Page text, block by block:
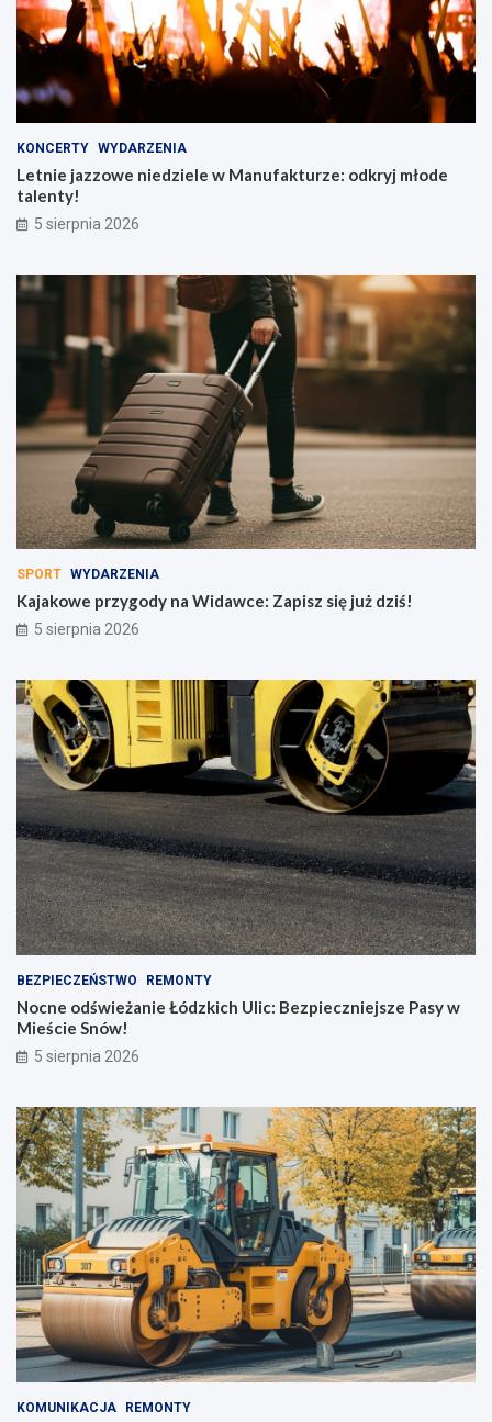
KONCERTY WYDARZENIA
Letnie jazzowe niedziele w Manufakturze: odkryj młode
talenty!
5 sierpnia 2026
SPORT WYDARZENIA
Kajakowe przygody na Widawce: Zapisz się już dziś!
5 sierpnia 2026
BEZPIECZEŃSTWO REMONTY
Nocne odświeżanie Łódzkich Ulic: Bezpieczniejsze Pasy w
Mieście Snów!
5 sierpnia 2026
KOMUNIKACJA REMONTY